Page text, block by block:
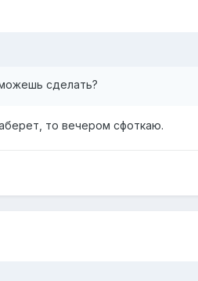
сделать?
то вечером сфоткаю.